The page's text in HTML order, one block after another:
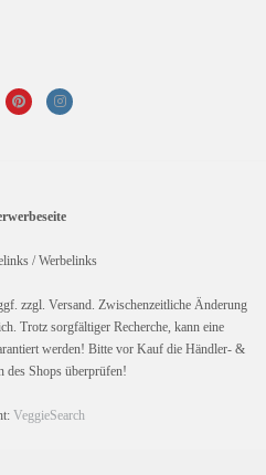
/ Werbelinks
zzgl. Versand. Zwischenzeitliche Änderung
Trotz sorgfältiger Recherche, kann eine
werden! Bitte vor Kauf die Händler- &
des Shops überprüfen!
VeggieSearch